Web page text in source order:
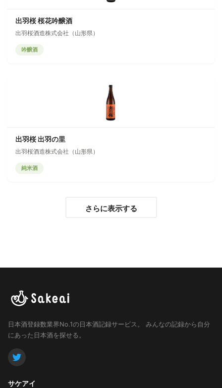
出羽桜 桜花吟醸酒
出羽桜酒造株式会社（山形県）
吟醸酒
出羽桜 出羽の里
出羽桜酒造株式会社（山形県）
純米酒
さらに表示する
日本酒登録数業界No.1の日本酒記録サービス。
みんなの記録から自分
にあった日本酒を探せる。
サケアイ